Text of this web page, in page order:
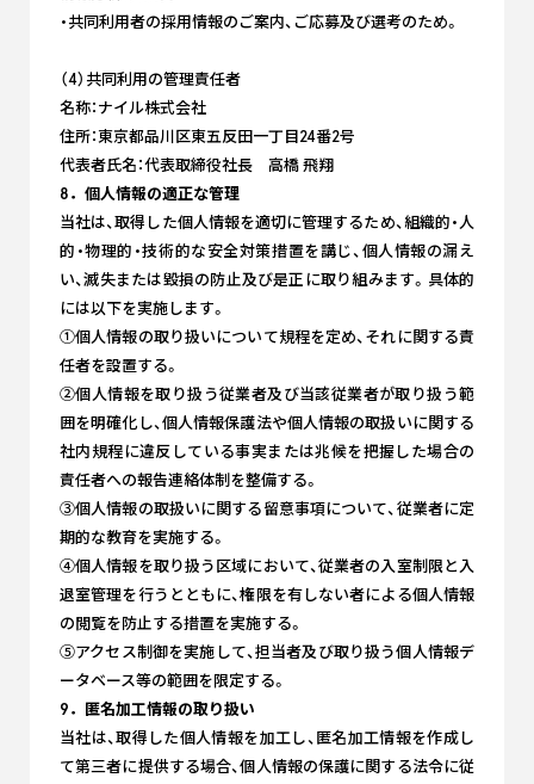
・共同利用者の採用情報のご案内、ご応募及び選考のため。
（4）共同利用の管理責任者
名称：ナイル株式会社
住所：東京都品川区東五反田一丁目24番2号
代表者氏名：代表取締役社長 高橋 飛翔
8．個人情報の適正な管理
当社は、取得した個人情報を適切に管理するため、組織的・人
的・物理的・技術的な安全対策措置を講じ、個人情報の漏え
い、滅失または毀損の防止及び是正に取り組みます。具体的
には以下を実施します。
①個人情報の取り扱いについて規程を定め、それに関する責
任者を設置する。
②個人情報を取り扱う従業者及び当該従業者が取り扱う範
囲を明確化し、個人情報保護法や個人情報の取扱いに関する
社内規程に違反している事実または兆候を把握した場合の
責任者への報告連絡体制を整備する。
③個人情報の取扱いに関する留意事項について、従業者に定
期的な教育を実施する。
④個人情報を取り扱う区域において、従業者の入室制限と入
退室管理を行うとともに、権限を有しない者による個人情報
の閲覧を防止する措置を実施する。
⑤アクセス制御を実施して、担当者及び取り扱う個人情報デ
ータベース等の範囲を限定する。
9．匿名加工情報の取り扱い
当社は、取得した個人情報を加工し、匿名加工情報を作成し
て第三者に提供する場合、個人情報の保護に関する法令に従